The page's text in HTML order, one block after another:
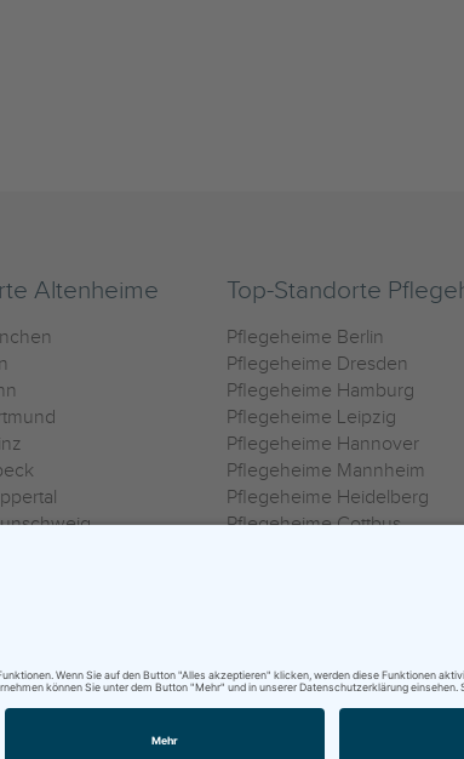
Altenheime Top-Standorte
Pflegeheime Berlin
Pflegeheime Dresden
Pflegeheime Hamburg
Pflegeheime Leipzig
Pflegeheime Hannover
Pflegeheime Mannheim
Pflegeheime Heidelberg
Pflegeheime Cottbus